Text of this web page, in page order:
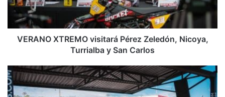
Turrialba
San
Carlos
VERANO XTREMO visitará Pérez Zeledón, Nicoya,
Turrialba y San Carlos
La
aceptación
del